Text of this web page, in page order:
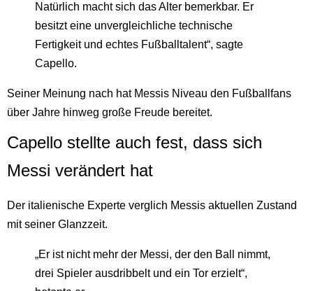
Natürlich macht sich das Alter bemerkbar. Er
besitzt eine unvergleichliche technische
Fertigkeit und echtes Fußballtalent“, sagte
Capello.
Seiner Meinung nach hat Messis Niveau den Fußballfans
über Jahre hinweg große Freude bereitet.
Capello stellte auch fest, dass sich
Messi verändert hat
Der italienische Experte verglich Messis aktuellen Zustand
mit seiner Glanzzeit.
„Er ist nicht mehr der Messi, der den Ball nimmt,
drei Spieler ausdribbelt und ein Tor erzielt“,